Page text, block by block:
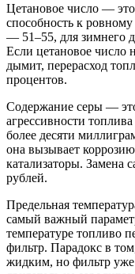
Цетановое число — это
способность к
— 51–55, для зимнего
Если цетановое число
дымит, перерасход
процентов.
Содержание серы —
агрессивности
более десяти
она вызывает
катализаторы. Замена
рублей.
Предельная
самый важный
температуре топливо
фильтр. Парадокс в
жидким, но фильтр уже